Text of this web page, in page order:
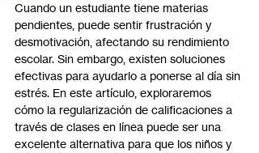
Cuando un estudiante tiene materias
pendientes, puede sentir frustración y
desmotivación, afectando su rendimiento
escolar. Sin embargo, existen soluciones
efectivas para ayudarlo a ponerse al día sin
estrés. En este artículo, exploraremos
cómo la regularización de calificaciones a
través de clases en línea puede ser una
excelente alternativa para que los niños y